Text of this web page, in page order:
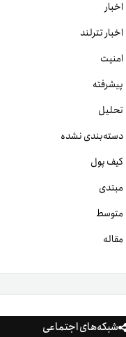
اخبار
اخبار تترلند
امنیت
پیشرفته
تحلیل
دسته‌بندی نشده
کیف پول
مبتدی
متوسط
مقاله
شبکه‌های اجتماعی